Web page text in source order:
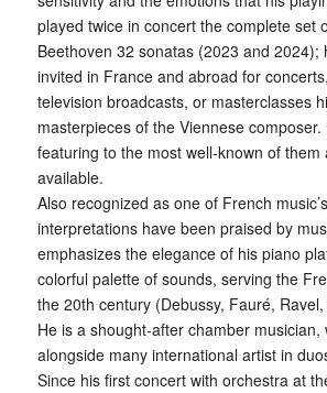
played twice in concert the complete set
Beethoven 32 sonatas (2023 and 2024);
invited in France and abroad for
television broadcasts, or masterclasses
masterpieces of the Viennese composer.
featuring to the most well-known of them
available.
Also recognized as one of French
interpretations have been praised by
emphasizes the elegance of his piano
colorful palette of sounds, serving the
the 20th century (Debussy, Fauré,
He is a shought-after chamber musician,
alongside many international artist in
Since his ﬁrst concert with orchestra at